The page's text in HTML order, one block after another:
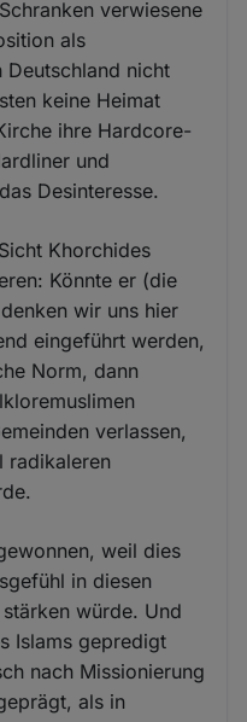
verwiesene
als
Deutschland nicht
keine Heimat
ihre Hardcore-
und
Desinteresse.
Khorchides
Könnte er (die
wir uns hier
eingeführt werden,
Norm, dann
verlassen,
radikaleren
weil dies
in diesen
würde. Und
Islams gepredigt
nach Missionierung
als in